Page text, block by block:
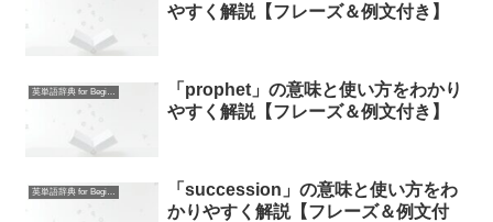
やすく解説【フレーズ＆例文付き】
英単語辞典 for Beginners
「prophet」の意味と使い方をわかり
やすく解説【フレーズ＆例文付き】
英単語辞典 for Beginners
「succession」の意味と使い方をわ
かりやすく解説【フレーズ＆例文付